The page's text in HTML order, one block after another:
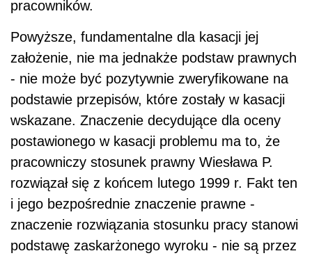
pracowników.
Powyższe, fundamentalne dla kasacji jej
założenie, nie ma jednakże podstaw prawnych
- nie może być pozytywnie zweryfikowane na
podstawie przepisów, które zostały w kasacji
wskazane. Znaczenie decydujące dla oceny
postawionego w kasacji problemu ma to, że
pracowniczy stosunek prawny Wiesława P.
rozwiązał się z końcem lutego 1999 r. Fakt ten
i jego bezpośrednie znaczenie prawne -
znaczenie rozwiązania stosunku pracy stanowi
podstawę zaskarżonego wyroku - nie są przez